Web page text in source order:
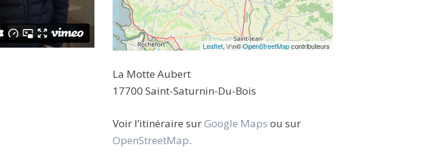
Leaflet, \r\n©OpenStreetMapcontributeurs
La Motte Aubert
17700 Saint-Saturnin-Du-Bois
Voir l’itinéraire surGoogle Maps ou sur
OpenStreetMap.